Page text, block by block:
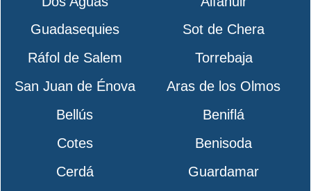
Guadasequies
Sot de Chera
Ráfol de Salem
Torrebaja
San Juan de Énova
Aras de los Olmos
Bellús
Beniflá
Cotes
Benisoda
Cerdá
Guardamar